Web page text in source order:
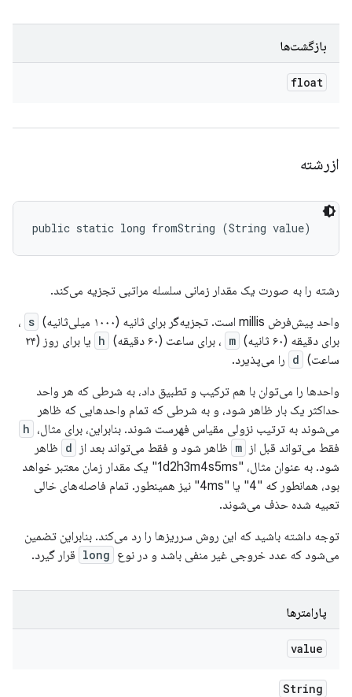
بازگشت‌ها
float
ازرشته
public static long fromString (String value)
رشته را به صورت یک مقدار زمانی سلسله مراتبی تجزیه می‌کند.
واحد پیش‌فرض millis است. تجزیه‌گر برای ثانیه (۱۰۰۰ میلی‌ثانیه)
s ،
برای دقیقه (۶۰ ثانیه)
m ، برای ساعت (۶۰ دقیقه) h
یا برای روز (۲۴
ساعت) d را می‌پذیرد.
واحدها را می‌توان با هم ترکیب و تطبیق داد، به شرطی که هر واحد
حداکثر یک بار ظاهر شود، و به شرطی که تمام واحدهایی که ظاهر
می‌شوند به ترتیب نزولی مقیاس فهرست شوند. بنابراین، برای مثال، h
فقط می‌تواند قبل از m ظاهر شود و فقط می‌تواند بعد از d ظاهر
شود. به عنوان مثال، "1d2h3m4s5ms" یک مقدار زمان معتبر خواهد
بود، همانطور که "4" یا "4ms" نیز همینطور. تمام فاصله‌های خالی
تعبیه شده حذف می‌شوند.
توجه داشته باشید که این روش سرریزها را رد می‌کند. بنابراین تضمین
می‌شود که عدد خروجی غیر منفی باشد و در نوع long قرار گیرد.
پارامترها
value
String